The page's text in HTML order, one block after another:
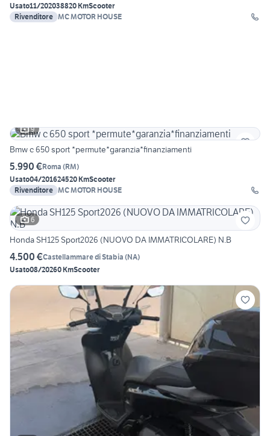
Usato11/202038820 KmScooter
Rivenditore MC MOTOR HOUSE
9
Bmw c 650 sport *permute*garanzia*finanziamenti
5.990 €Roma (RM)
Usato04/201624520 KmScooter
Rivenditore MC MOTOR HOUSE
6
Honda SH125 Sport2026 (NUOVO DA IMMATRICOLARE) N.B
4.500 €Castellammare di Stabia (NA)
Usato08/20260 KmScooter